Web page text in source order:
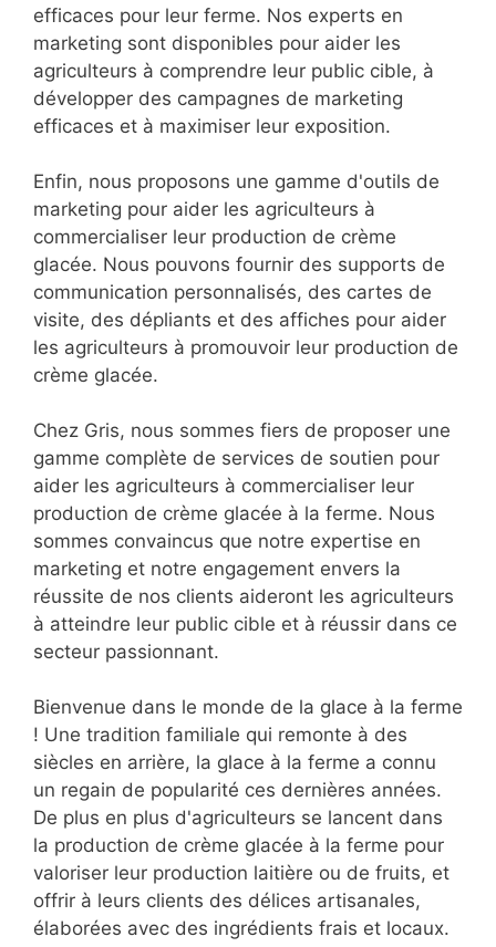
efficaces pour leur ferme. Nos experts en
marketing sont disponibles pour aider les
agriculteurs à comprendre leur public cible, à
développer des campagnes de marketing
efficaces et à maximiser leur exposition.
Enfin, nous proposons une gamme d'outils de
marketing pour aider les agriculteurs à
commercialiser leur production de crème
glacée. Nous pouvons fournir des supports de
communication personnalisés, des cartes de
visite, des dépliants et des affiches pour aider
les agriculteurs à promouvoir leur production de
crème glacée.
Chez Gris, nous sommes fiers de proposer une
gamme complète de services de soutien pour
aider les agriculteurs à commercialiser leur
production de crème glacée à la ferme. Nous
sommes convaincus que notre expertise en
marketing et notre engagement envers la
réussite de nos clients aideront les agriculteurs
à atteindre leur public cible et à réussir dans ce
secteur passionnant.
Bienvenue dans le monde de la glace à la ferme
! Une tradition familiale qui remonte à des
siècles en arrière, la glace à la ferme a connu
un regain de popularité ces dernières années.
De plus en plus d'agriculteurs se lancent dans
la production de crème glacée à la ferme pour
valoriser leur production laitière ou de fruits, et
offrir à leurs clients des délices artisanales,
élaborées avec des ingrédients frais et locaux.